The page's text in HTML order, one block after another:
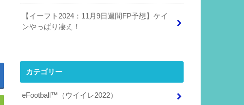
【イーフト2024：11月9日週間FP予想】ケイ
ンやっぱり凄え！
カテゴリー
eFootball™（ウイイレ2022）